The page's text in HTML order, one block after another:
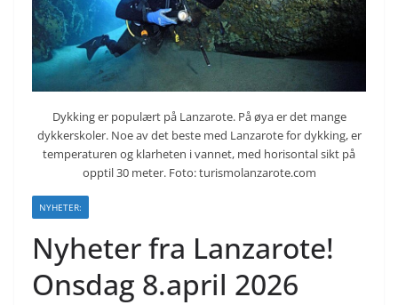
Dykking er populært på Lanzarote. På øya er det mange
dykkerskoler. Noe av det beste med Lanzarote for dykking, er
temperaturen og klarheten i vannet, med horisontal sikt på
opptil 30 meter. Foto: turismolanzarote.com
NYHETER:
Nyheter fra Lanzarote!
Onsdag 8.april 2026